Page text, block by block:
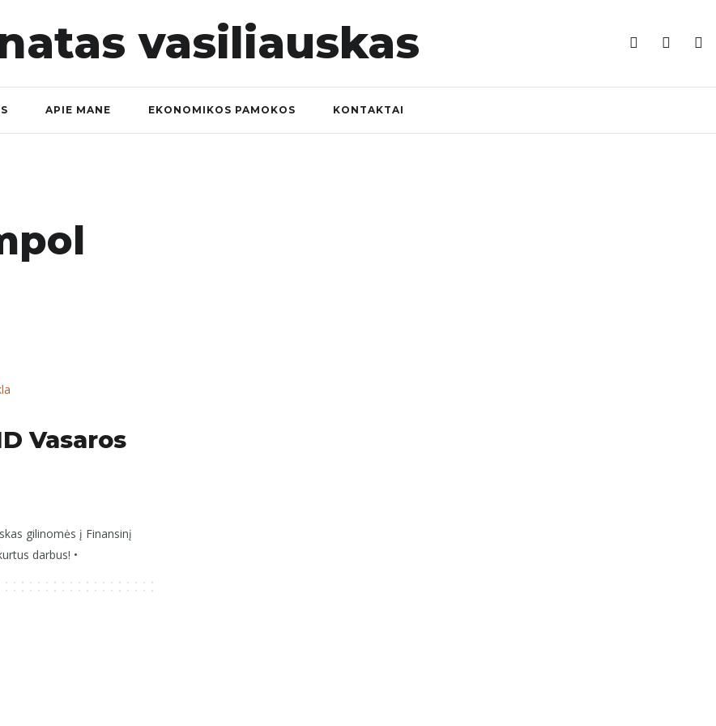
APIE MANE EKONOMIKOS PAMOKOS KONTAKTAI
Vasaros
gilinomės į Finansinį
darbus! •